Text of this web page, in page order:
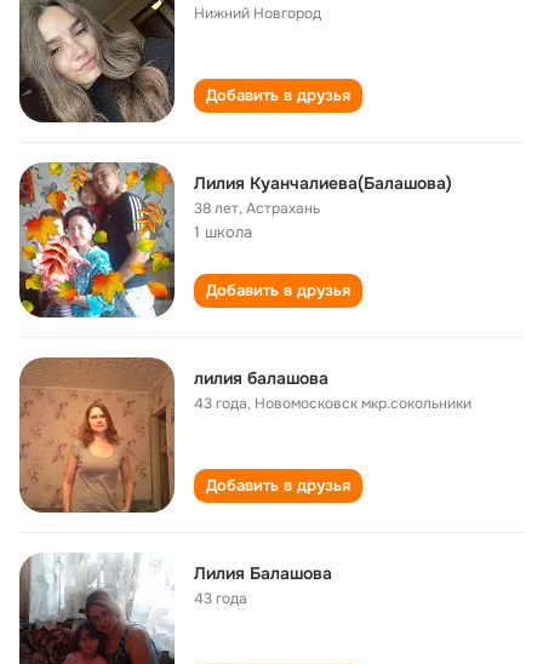
Нижний Новгород
Добавить в друзья
Лилия Куанчалиева(Балашова)
38 лет,Астрахань
1 школа
Добавить в друзья
лилия балашова
43 года, Новомосковск мкр.сокольники
Добавить в друзья
Лилия Балашова
43 года